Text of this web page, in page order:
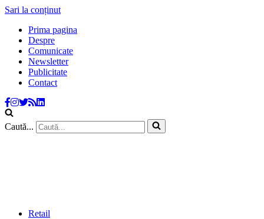
Sari la conținut
Prima pagina
Despre
Comunicate
Newsletter
Publicitate
Contact
Caută...
Retail